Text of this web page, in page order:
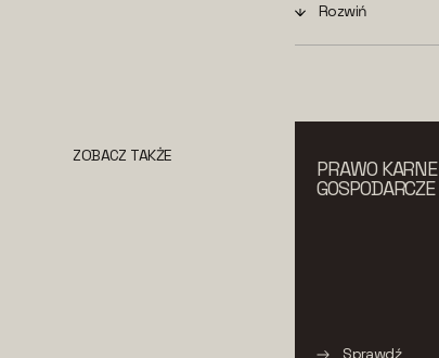
Rozwiń
ZOBACZ TAKŻE
PRAWO KARNE
GOSPODARCZE
Sprawdź